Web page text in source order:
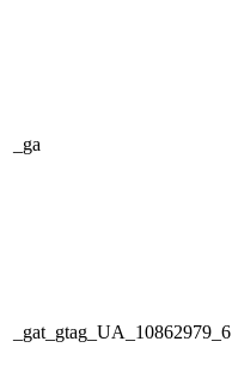
_ga
_gat_gtag_UA_10862979_6